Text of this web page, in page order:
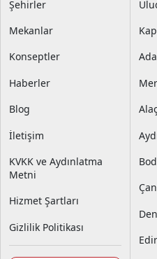
Şehirler
Mekanlar
Konseptler
Haberler
Blog
İletişim
KVKK ve Aydınlatma
Metni
Hizmet Şartları
Gizlilik Politikası